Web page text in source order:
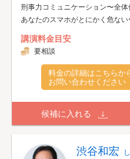
刑事力コミュニケーション〜全
あなたのスマホがとにかく危な
講演料金目安
要相談
料金の詳細はこちらか
お問い合わせください
候補に入れる
渋谷和宏